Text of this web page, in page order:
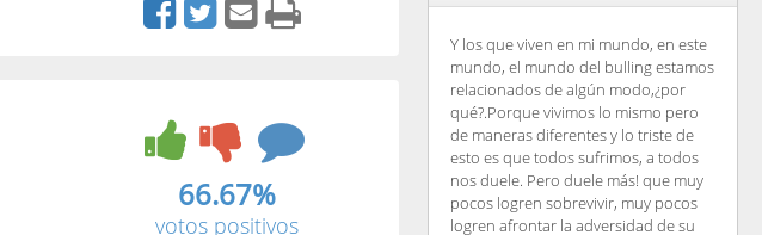
66.67%
votos positivos
Y los que viven en mi mundo, en este
mundo, el mundo del bulling estamos
relacionados de algún modo,¿por
qué?.Porque vivimos lo mismo pero
de maneras diferentes y lo triste de
esto es que todos sufrimos, a todos
nos duele. Pero duele más! que muy
pocos logren sobrevivir, muy pocos
logren afrontar la adversidad de su